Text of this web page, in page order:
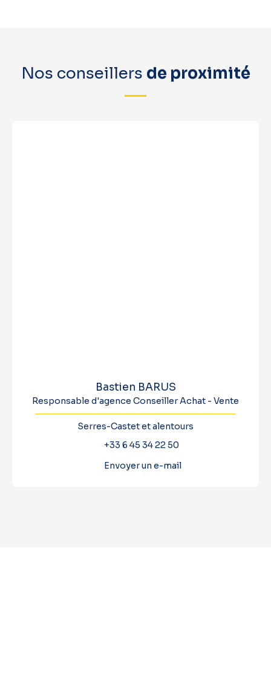
Nos conseillers de proximité
Bastien BARUS
Responsable d'agence Conseiller Achat - Vente
Serres-Castet et alentours
+33 6 45 34 22 50
Envoyer un e-mail